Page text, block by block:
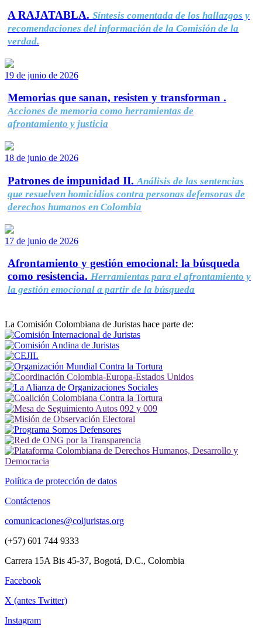
A RAJATABLA. Síntesis comentada de los hallazgos y
recomendaciones del información de la Comisión de la
verdad.
19 de junio de 2026
Memorias que sanan, resisten y transforman .
Acciones de memoria como herramientas de
afrontamiento y justicia
18 de junio de 2026
Patrones de impunidad II. Análisis de las sentencias
que resuelven homicidios contra personas defensoras de
derechos humanos en Colombia
17 de junio de 2026
Afrontamiento y gestión emocional: la búsqueda
como resistencia. Herramientas para el afrontamiento y
la gestión emocional a partir de la búsqueda
La Comisión Colombiana de Juristas hace parte de:
Política de protección de datos
Contáctenos
comunicaciones@coljuristas.org
(+57) 601 744 9333
Carrera 15A Bis 45-37, Bogotá, D.C., Colombia
Facebook
X (antes Twitter)
Instagram